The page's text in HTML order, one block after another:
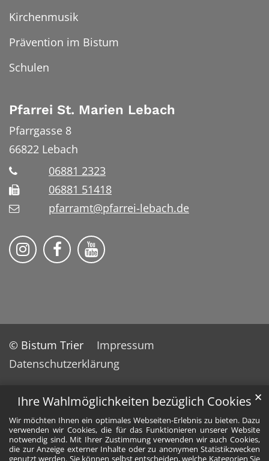
Ihre Wahlmöglichkeiten bezüglich Cookies
Wir möchten Ihnen ein optimales Webseiten-Erlebnis zu bieten. Dazu
verwenden wir Cookies, die für das Funktionieren unserer Website
notwendig sind. Mit Ihrer Zustimmung verwenden wir auch Cookies,
die zur Anzeige externer Inhalte oder zu anonymen Statistikzwecken
genutzt werden. Sie können selbst entscheiden, welche Kategorien Sie
✕
Kirchenmusik
Prävention im Bistum
Schulen
Pfarrei St. Marien Lebach
Pfarrgasse 8
66822 Lebach
06881 2323
06881 51418
pfarramt@pfarrei-lebach.de
Bistum Trier auf Instragram
Bistum Trier auf Facebook
Bistum Trier auf YouTube
© Bistum Trier
Impressum
Datenschutzerklärung